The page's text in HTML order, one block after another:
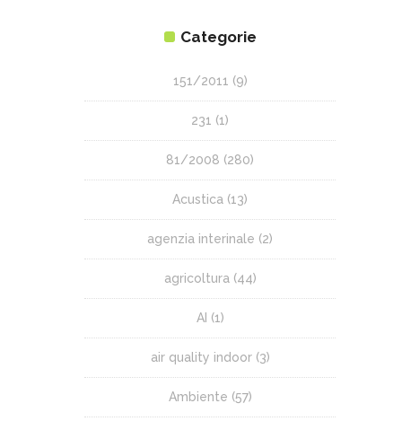
Categorie
151/2011 (9)
231 (1)
81/2008 (280)
Acustica (13)
agenzia interinale (2)
agricoltura (44)
AI (1)
air quality indoor(3)
Ambiente (57)